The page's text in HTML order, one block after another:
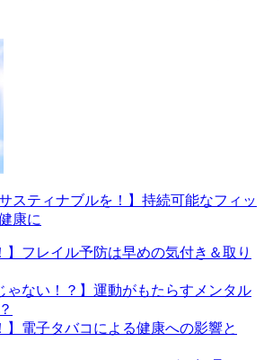
スティナブルを！】持続可能なフィッ
康に
】フレイル予防は早めの気付き＆取り
ゃない！？】運動がもたらすメンタル
】電子タバコによる健康への影響と